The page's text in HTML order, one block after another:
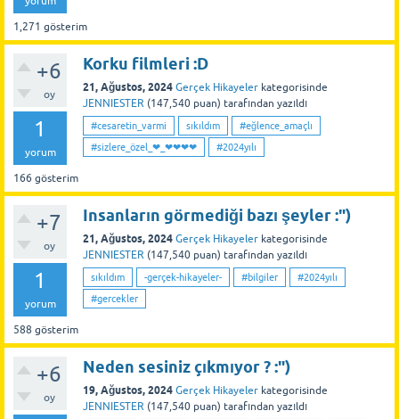
1,271 gösterim
+6
oy
1
yorum
166 gösterim
Korku filmleri :D
21, Ağustos, 2024 Gerçek Hikayeler kategorisinde
JENNIESTER (147,540 puan) tarafından yazıldı
#cesaretin_varmi sıkıldım
#eğlence_amaçlı
#sizlere_özel_❤_❤❤❤❤
#2024yılı
+7
oy
1
yorum
588 gösterim
Insanların görmediği bazı şeyler :")
21, Ağustos, 2024 Gerçek Hikayeler kategorisinde
JENNIESTER (147,540 puan) tarafından yazıldı
sıkıldım -gerçek-hikayeler- #bilgiler
#2024yılı
#gercekler
+6
oy
Neden sesiniz çıkmıyor ? :")
19, Ağustos, 2024 Gerçek Hikayeler kategorisinde
JENNIESTER (147,540 puan) tarafından yazıldı